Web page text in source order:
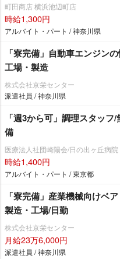
町田商店 横浜池辺町店
時給1,300円
アルバイト・パート / 神奈川県
「寮完備」自動車エンジン
工場・製造
株式会社京栄センター
派遣社員 / 神奈川県
「週3から可」調理スタッ
備
医療法人社団崎陽会/日の出ヶ丘病院
時給1,400円
アルバイト・パート / 東京都
「寮完備」産業機械向けベ
製造・工場/日勤
株式会社京栄センター
月給23万6,000円
派遣社員 / 神奈川県